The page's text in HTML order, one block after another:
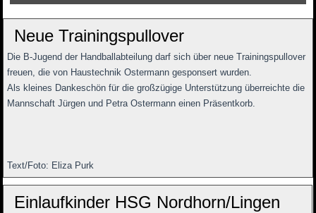
Neue Trainingspullover
Die B-Jugend der Handballabteilung darf sich über neue Trainingspullover
freuen, die von Haustechnik Ostermann gesponsert wurden.
Als kleines Dankeschön für die großzügige Unterstützung überreichte die
Mannschaft Jürgen und Petra Ostermann einen Präsentkorb.
Text/Foto: Eliza Purk
Einlaufkinder HSG Nordhorn/Lingen